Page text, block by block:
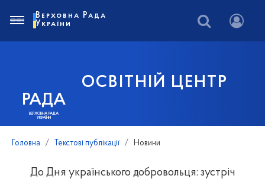
РАДА
ВЕРХОВНА РАДА
УКРАЇНИ
ОСВІТНІЙ ЦЕНТР
Верховна Рада
України
Головна Текстові публікації Новини
До Дня українського добровольця: зустріч